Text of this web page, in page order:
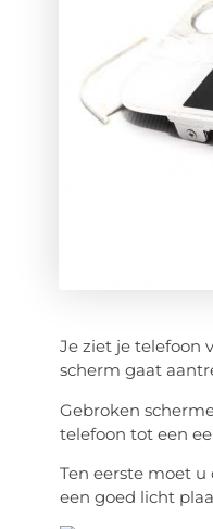
Je ziet je telefoon
scherm gaat
Gebroken
telefoon tot een
Ten eerste moet
een goed licht